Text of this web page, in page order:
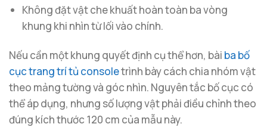
Không đặt vật che khuất hoàn toàn ba vòng
khung khi nhìn từ lối vào chính.
Nếu cần một khung quyết định cụ thể hơn, bài ba bố
cục trang trí tủ consoletrình bày cách chia nhóm vật
theo mảng tường và góc nhìn. Nguyên tắc bố cục có
thể áp dụng, nhưng số lượng vật phải điều chỉnh theo
đúng kích thước 120 cm của mẫu này.